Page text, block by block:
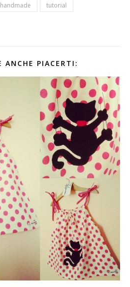
handmade tutorial
ANCHE PIACERTI: